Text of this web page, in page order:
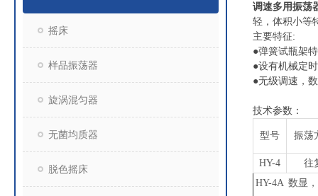
摇床
样品振荡器
旋涡混匀器
无菌均质器
脱色摇床
调速多用振荡
轻，体积小等
主要特征:
●弹簧试瓶架
●设有机械定
●无级调速，
技术参数：
型号 振荡
HY-4
往
HY-4A 数显